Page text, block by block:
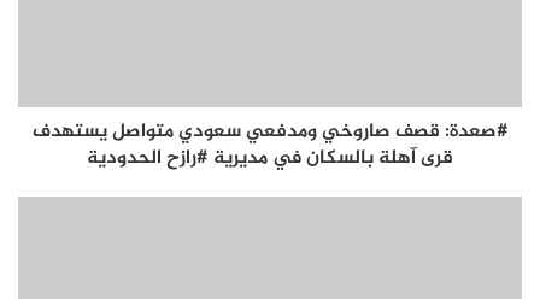
#صعدة: قصف صاروخي ومدفعي سعودي متواصل يستهدف
قرى آهلة بالسكان في مديرية #رازح الحدودية